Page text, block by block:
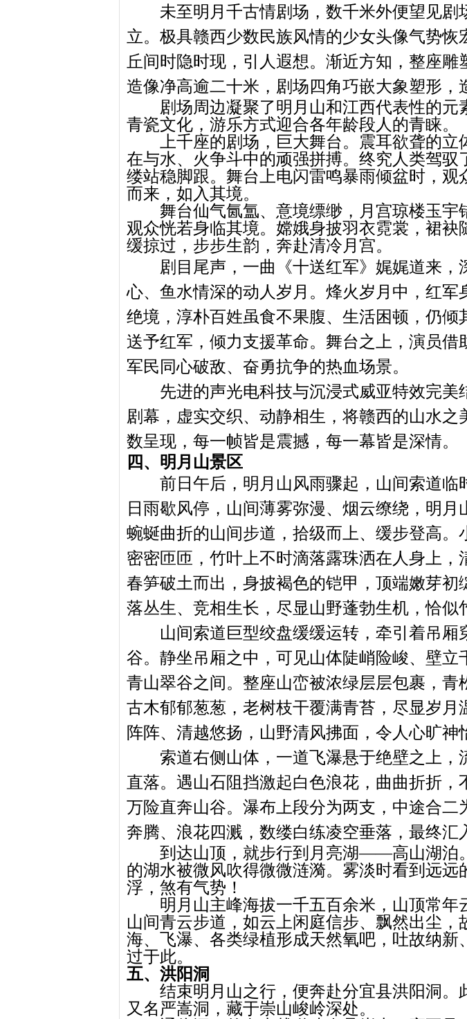
未至明月千古情剧场，数千米外便望见剧
立。极具赣西少数民族风情的少女头像气势恢
丘间时隐时现，引人遐想。渐近方知，整座
造像净高逾二十米，剧场四角巧嵌大象塑形，
剧场周边凝聚了明月山和江西代表性的元
青瓷文化，游乐方式迎合各年龄段人 的青睐。
上千座的剧场，巨大舞台。震耳欲聋的
在与水、火争斗中的顽强拼搏。终究人类驾驭
缕站稳脚跟。舞台上电闪雷鸣暴雨倾盆时，观
而来，如入其境。
舞台仙气氤氲、意境缥缈，月宫琼楼玉宇
观众恍若身临其境。嫦娥身披羽衣霓裳，裙袂
缓掠过，步步生韵，奔赴清冷月宫。
剧目尾声，一曲《十送红军》娓娓道来，
心、鱼水情深的动人岁月。烽火岁月中，红军
绝境，淳朴百姓虽食不果腹、生活困顿，仍倾
送予红军，倾力支援革命。舞台之上，演员借
军民同心破敌、奋勇抗争的热血场景。
先进的声光电科技与沉浸式威亚特效完美
剧幕，虚实交织、动静相生，将赣西的山水之
数呈现，每一帧皆是震撼，每一幕皆是深情。
四、明月山景区
前日午后，明月山风雨骤起，山间索道临
日雨歇风停，山间薄雾弥漫、烟云缭绕，明
蜿蜒曲折的山间步道，拾级而上、缓步登高。
密密匝匝，竹叶上不时滴落露珠洒在人身上 ，
春笋破土而出，身披褐色的铠甲，顶端嫩芽初
落丛生、竞相生长，尽显山野蓬勃生机，恰似
山间索道巨型绞盘缓缓运转，牵引着吊厢
谷。静坐吊厢之中，可见山体陡峭险峻、壁立
青山翠谷之间。整座山峦被浓绿层层包裹，青
古木郁郁葱葱，老树枝干覆满青苔，尽显岁月
阵阵、清越悠扬，山野清风拂面，令人心旷神
索道右侧山体，一道飞瀑悬于绝壁之上，
直落。遇山石阻挡激起白色浪花，曲曲折折，
万险直奔山谷。瀑布上段分为两支，中途合二
奔腾、浪花四溅，数缕白练凌空垂落，最终汇
到达山顶，就步行到月亮湖——高山湖泊
的湖水被微风吹得微微涟漪。雾淡时看到远远
浮，煞有气势！
明月山主峰海拔一千五百余米，山顶常年
山间青云步道，如云上闲庭信步、飘然出尘，
海、飞瀑、各类绿植形成天然氧吧，吐故纳新
过于此。
五、洪阳洞
结束明月山之行，便奔赴分宜县洪阳洞。
又名严嵩洞，藏于崇山峻岭深处。